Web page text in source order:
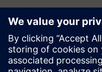
Nabavite ulaznice
Više informacija o
ulaznice